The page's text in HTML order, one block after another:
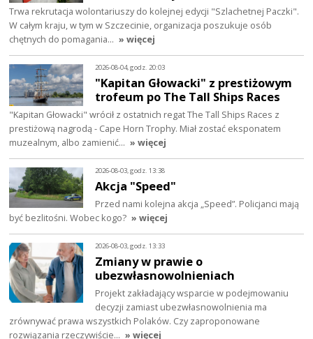
Trwa rekrutacja wolontariuszy do kolejnej edycji "Szlachetnej Paczki".
W całym kraju, w tym w Szczecinie, organizacja poszukuje osób
chętnych do pomagania… » więcej
2026-08-04, godz. 20:03
"Kapitan Głowacki" z prestiżowym
trofeum po The Tall Ships Races
"Kapitan Głowacki" wrócił z ostatnich regat The Tall Ships Races z
prestiżową nagrodą - Cape Horn Trophy. Miał zostać eksponatem
muzealnym, albo zamienić… » więcej
2026-08-03, godz. 13:38
Akcja "Speed"
Przed nami kolejna akcja „Speed”. Policjanci mają
być bezlitośni. Wobec kogo? » więcej
2026-08-03, godz. 13:33
Zmiany w prawie o
ubezwłasnowolnieniach
Projekt zakładający wsparcie w podejmowaniu
decyzji zamiast ubezwłasnowolnienia ma
zrównywać prawa wszystkich Polaków. Czy zaproponowane
rozwiązania rzeczywiście… » więcej